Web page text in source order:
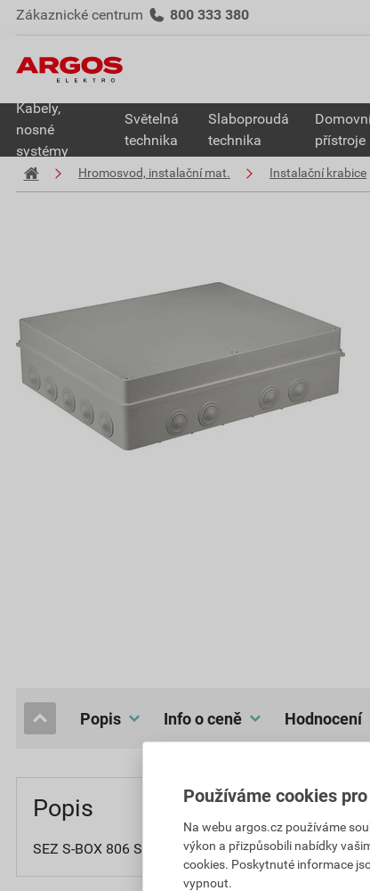
Zákaznické centrum 800 333 380
Kabely,
nosné
systémy
Světelná
technika
Slaboproudá
technika
přístroje
Hromosvod, instalační mat. Instalační krabice
popis Info o ceně hodnocení
Popis
SEZ S-BOX 806 SK Krabice 460x380x120 mm, 18
Používáme cookies
Na webu argos.cz používáme
výkon a přizpůsobili nabídky
cookies. Poskytnuté informace
vypnout.